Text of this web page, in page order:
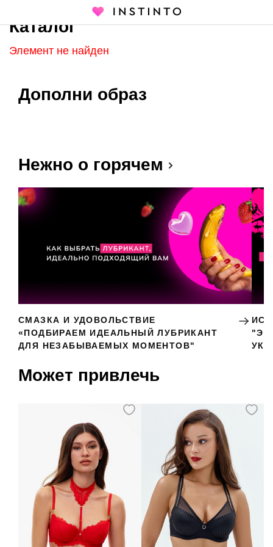
Каталог
Каталог
Элемент не найден
Дополни образ
Нежно о горячем
СМАЗКА И УДОВОЛЬСТВИЕ
«ПОДБИРАЕМ ИДЕАЛЬНЫЙ ЛУБРИКАНТ
ДЛЯ НЕЗАБЫВАЕМЫХ МОМЕНТОВ"
Может привлечь